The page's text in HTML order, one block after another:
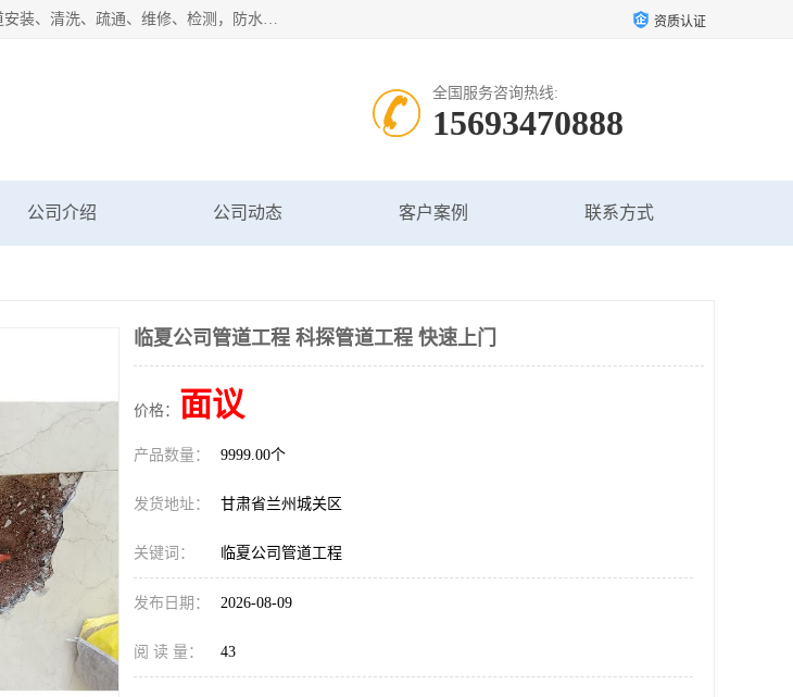
甘肃科探管道工程有限公司成立于2019年，注册地位于甘肃省兰州市。经营范围包括管道安装、清洗、疏通、维修、检测，防水工程，工程钻孔，化粪池清理，暖气安装，给排水管道安装维修，室内外管道如消防、供水、供热管道漏水检测定位，室内外防水堵漏等。 资质认证
全国服务咨询热线:
15693470888
公司介绍 公司动态 客户案例 联系方式
临夏公司管道工程 科探管道工程 快速上门
价格： 面议
产品数量： 9999.00个
发货地址： 甘肃省兰州城关区
关键词： 临夏公司管道工程
发布日期： 2026-08-09
阅 读 量： 43